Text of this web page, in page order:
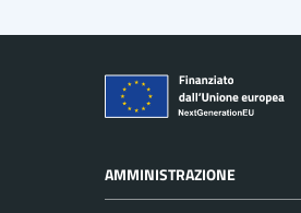
AMMINISTRAZIONE